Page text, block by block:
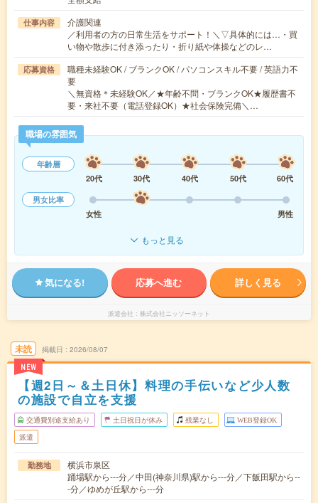
仕事内容
介護関連
／利用者の方の日常生活をサポート！＼▽具体的には…・買
い物や散歩に付き添ったり・折り紙や体操などのレ…
応募資格
職種未経験OK / ブランクOK / パソコンスキル不要 / 英語力不
要
＼無資格＊未経験OK／★年齢不問・ブランクOK★履歴書不
要・来社不要（電話登録OK）★社会保険完備＼…
職場の雰囲気
年齢層
20代
30代 40代 50代
60代
男女比率
女性
男性
もっと見る
気になる! 応募へ進む 詳しく見る
派遣会社 株式会社ニッソーネット
未読
NEW
掲載日 2026/08/07
【週2日～＆土日休】料理の手伝いなど少人数
の施設で自立を支援
交通費別途支給あり 土日祝日が休み 残業なし WEB登録OK
派遣
勤務地
横浜市泉区
踊場駅から---分／中田(神奈川県)駅から---分／下飯田駅から--
-分／ゆめが丘駅から---分